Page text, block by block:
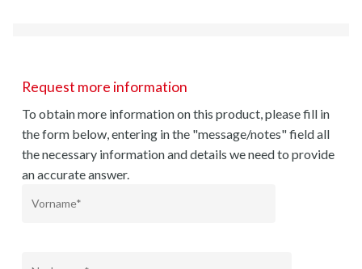
Request more information
To obtain more information on this product, please fill in
the form below, entering in the "message/notes" field all
the necessary information and details we need to provide
an accurate answer.